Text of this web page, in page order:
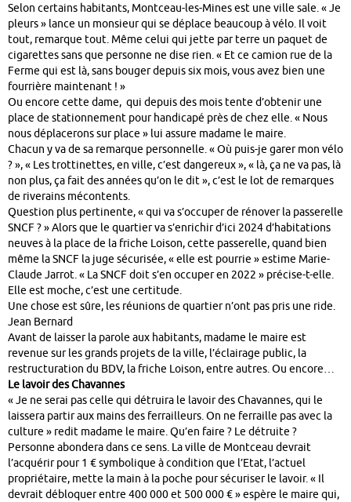
Selon certains habitants, Montceau-les-Mines est une ville sale. « Je
pleurs » lance un monsieur qui se déplace beaucoup à vélo. Il voit
tout, remarque tout. Même celui qui jette par terre un paquet de
cigarettes sans que personne ne dise rien. « Et ce camion rue de la
Ferme qui est là, sans bouger depuis six mois, vous avez bien une
fourrière maintenant ! »
Ou encore cette dame, qui depuis des mois tente d’obtenir une
place de stationnement pour handicapé près de chez elle. « Nous
nous déplacerons sur place » lui assure madame le maire.
Chacun y va de sa remarque personnelle. « Où puis-je garer mon vélo
? », « Les trottinettes, en ville, c’est dangereux », « là, ça ne va pas, là
non plus, ça fait des années qu’on le dit », c’est le lot de remarques
de riverains mécontents.
Question plus pertinente, « qui va s’occuper de rénover la passerelle
SNCF ? » Alors que le quartier va s’enrichir d’ici 2024 d’habitations
neuves à la place de la friche Loison, cette passerelle, quand bien
même la SNCF la juge sécurisée, « elle est pourrie » estime Marie-
Claude Jarrot. « La SNCF doit s’en occuper en 2022 » précise-t-elle.
Elle est moche, c’est une certitude.
Une chose est sûre, les réunions de quartier n’ont pas pris une ride.
Jean Bernard
Avant de laisser la parole aux habitants, madame le maire est
revenue sur les grands projets de la ville, l’éclairage public, la
restructuration du BDV, la friche Loison, entre autres. Ou encore…
Le lavoir des Chavannes
« Je ne serai pas celle qui détruira le lavoir des Chavannes, qui le
laissera partir aux mains des ferrailleurs. On ne ferraille pas avec la
culture » redit madame le maire. Qu’en faire ? Le détruite ?
Personne abondera dans ce sens. La ville de Montceau devrait
l’acquérir pour 1 € symbolique à condition que l’Etat, l’actuel
propriétaire, mette la main à la poche pour sécuriser le lavoir. « Il
devrait débloquer entre 400 000 et 500 000 € » espère le maire qui,